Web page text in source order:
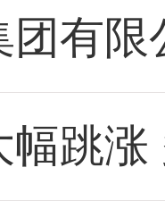
团有
幅跳